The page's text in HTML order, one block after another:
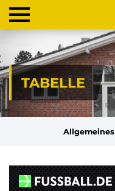
TABELLE
Allgemeines